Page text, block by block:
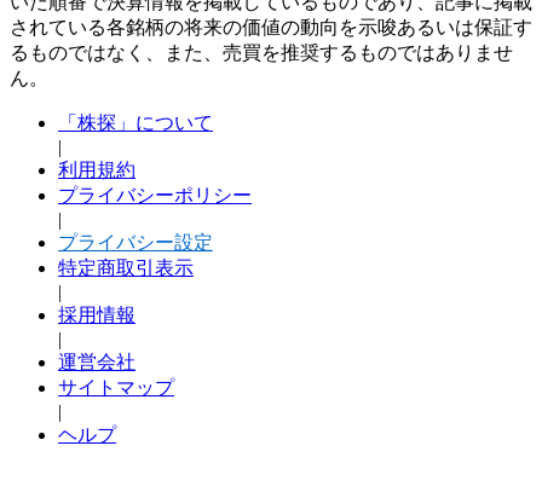
されている各銘柄の将来の価値の動向を示唆あるいは保証す
るものではなく、また、売買を推奨するものではありませ
ん。
「株探」について
|
利用規約
プライバシーポリシー
|
プライバシー設定
特定商取引表示
|
採用情報
|
運営会社
サイトマップ
|
ヘルプ